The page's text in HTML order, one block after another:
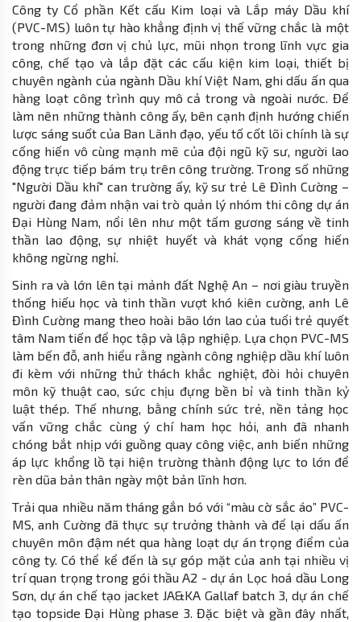
Công ty Cổ phần Kết cấu Kim loại và Lắp máy Dầu khí
(PVC-MS) luôn tự hào khẳng định vị thế vững chắc là một
trong những đơn vị chủ lực, mũi nhọn trong lĩnh vực gia
công, chế tạo và lắp đặt các cấu kiện kim loại, thiết bị
chuyên ngành của ngành Dầu khí Việt Nam, ghi dấu ấn qua
hàng loạt công trình quy mô cả trong và ngoài nước. Để
làm nên những thành công ấy, bên cạnh định hướng chiến
lược sáng suốt của Ban Lãnh đạo, yếu tố cốt lõi chính là sự
cống hiến vô cùng mạnh mẽ của đội ngũ kỹ sư, người lao
động trực tiếp bám trụ trên công trường. Trong số những
"Người Dầu khí" can trường ấy, kỹ sư trẻ Lê Đình Cường –
người đang đảm nhận vai trò quản lý nhóm thi công dự án
Đại Hùng Nam, nổi lên như một tấm gương sáng về tinh
thần lao động, sự nhiệt huyết và khát vọng cống hiến
không ngừng nghỉ.
Sinh ra và lớn lên tại mảnh đất Nghệ An – nơi giàu truyền
thống hiếu học và tinh thần vượt khó kiên cường, anh Lê
Đình Cường mang theo hoài bão lớn lao của tuổi trẻ quyết
tâm Nam tiến để học tập và lập nghiệp. Lựa chọn PVC-MS
làm bến đỗ, anh hiểu rằng ngành công nghiệp dầu khí luôn
đi kèm với những thử thách khắc nghiệt, đòi hỏi chuyên
môn kỹ thuật cao, sức chịu đựng bền bỉ và tinh thần kỷ
luật thép. Thế nhưng, bằng chính sức trẻ, nền tảng học
vấn vững chắc cùng ý chí ham học hỏi, anh đã nhanh
chóng bắt nhịp với guồng quay công việc, anh biến những
áp lực khổng lồ tại hiện trường thành động lực to lớn để
rèn dũa bản thân ngày một bản lĩnh hơn.
Trải qua nhiều năm tháng gắn bó với “màu cờ sắc áo” PVC-
MS, anh Cường đã thực sự trưởng thành và để lại dấu ấn
chuyên môn đậm nét qua hàng loạt dự án trọng điểm của
công ty. Có thể kể đến là sự góp mặt của anh tại nhiều vị
trí quan trọng trong gói thầu A2 - dự án Lọc hoá dầu Long
Sơn, dự án chế tạo jacket JA&KA Gallaf batch 3, dự án chế
tạo topside Đại Hùng phase 3. Đặc biệt và gần đây nhất,